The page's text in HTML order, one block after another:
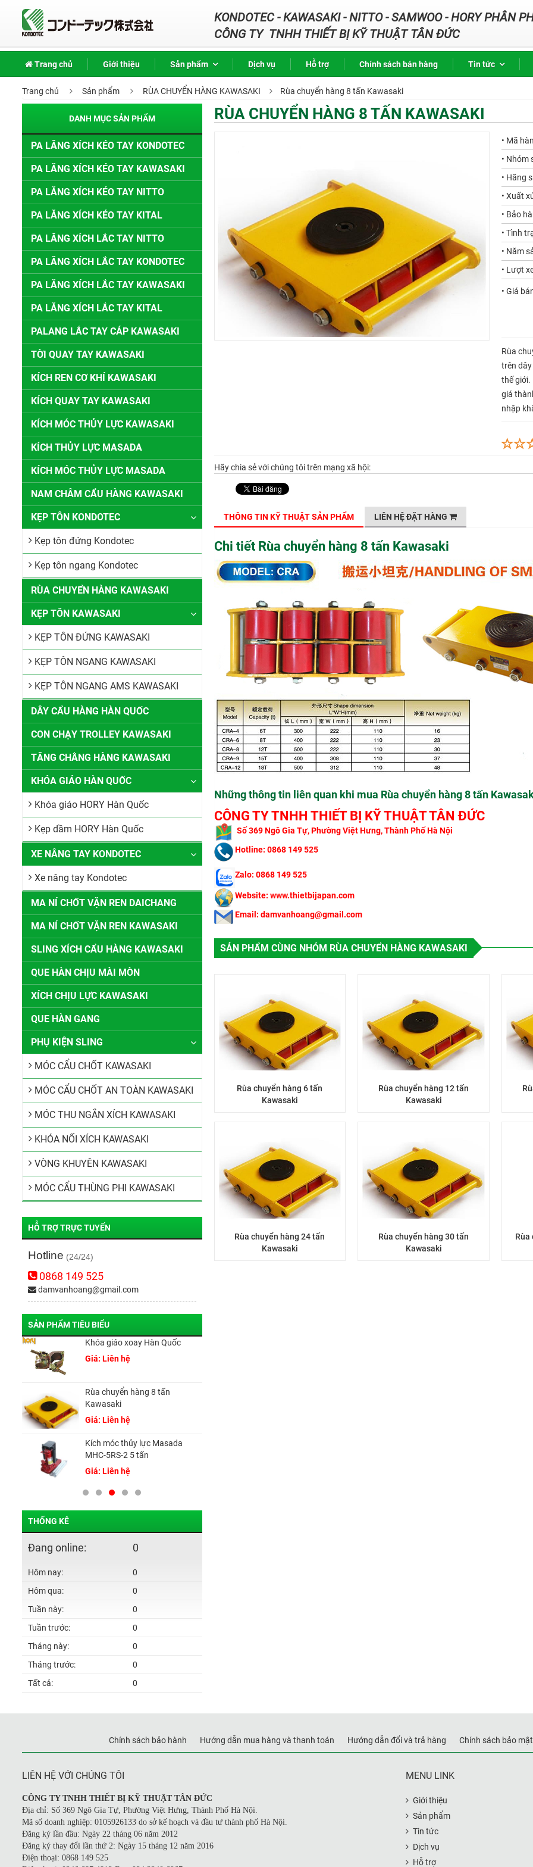
KONDOTEC - KAWASAKI - NITTO - SAMWOO - HORY PHÂN
CÔNG TY TNHH THIẾT BỊ KỸ THUẬT TÂN ĐỨC
Trang chủ Giới thiệu Sản phẩm Dịch vụ Hỗ trợ Chính sách bán hàng Tin tức
Trang chủ Sản phẩm RÙA CHUYỂN HÀNG KAWASAKI Rùa chuyển hàng 8 tấn Kawasaki
RÙA CHUYỂN HÀNG 8 TẤN KAWASAKI
• Mã
• Nhóm
• Hãng
• Xuất
• Bảo
• Tình
• Năm
• Lượt
• Giá
Rùa
trên
thế giới.
giá
nhập
Hãy chia sẻ với chúng tôi trên mạng xã hội:
THÔNG TIN KỸ THUẬT SẢN PHẨM LIÊN HỆ ĐẶT HÀNG
Chi tiết Rùa chuyển hàng 8 tấn Kawasaki
Những thông tin liên quan khi mua Rùa chuyển hàng 8 tấn
CÔNG TY TNHH THIẾT BỊ KỸ THUẬT TÂN ĐỨC
Số 369 Ngô Gia Tự, Phường Việt Hưng, Thành Phố Hà Nội
Hotline: 0868 149 525
Zalo: 0868 149 525
Website: www.thietbijapan.com
Email: damvanhoang@gmail.com
SẢN PHẨM CÙNG NHÓM RÙA CHUYỂN HÀNG KAWASAKI
Rùa chuyển hàng 6 tấn
Kawasaki
Rùa chuyển hàng 12 tấn
Kawasaki
Rùa chuyển hàng 24 tấn
Kawasaki
Rùa chuyển hàng 30 tấn
Kawasaki
Rùa
DANH MỤC SẢN PHẨM
PA LĂNG XÍCH KÉO TAY KONDOTEC
PA LĂNG XÍCH KÉO TAY KAWASAKI
PA LĂNG XÍCH KÉO TAY NITTO
PA LĂNG XÍCH KÉO TAY KITAL
PA LĂNG XÍCH LẮC TAY NITTO
PA LĂNG XÍCH LẮC TAY KONDOTEC
PA LĂNG XÍCH LẮC TAY KAWASAKI
PA LĂNG XÍCH LẮC TAY KITAL
PALANG LẮC TAY CÁP KAWASAKI
TỜI QUAY TAY KAWASAKI
KÍCH REN CƠ KHÍ KAWASAKI
KÍCH QUAY TAY KAWASAKI
KÍCH MÓC THỦY LỰC KAWASAKI
KÍCH THỦY LỰC MASADA
KÍCH MÓC THỦY LỰC MASADA
NAM CHÂM CẨU HÀNG KAWASAKI
KẸP TÔN KONDOTEC
Kẹp tôn đứng Kondotec
Kẹp tôn ngang Kondotec
RÙA CHUYỂN HÀNG KAWASAKI
KẸP TÔN KAWASAKI
KẸP TÔN ĐỨNG KAWASAKI
KẸP TÔN NGANG KAWASAKI
KẸP TÔN NGANG AMS KAWASAKI
DÂY CẨU HÀNG HÀN QUỐC
CON CHẠY TROLLEY KAWASAKI
TĂNG CHẰNG HÀNG KAWASAKI
KHÓA GIÁO HÀN QUỐC
Khóa giáo HORY Hàn Quốc
Kẹp dầm HORY Hàn Quốc
XE NÂNG TAY KONDOTEC
Xe nâng tay Kondotec
MA NÍ CHỐT VẶN REN DAICHANG
MA NÍ CHỐT VẶN REN KAWASAKI
SLING XÍCH CẨU HÀNG KAWASAKI
QUE HÀN CHỊU MÀI MÒN
XÍCH CHỊU LỰC KAWASAKI
QUE HÀN GANG
PHỤ KIỆN SLING
MÓC CẨU CHỐT KAWASAKI
MÓC CẨU CHỐT AN TOÀN KAWASAKI
MÓC THU NGẮN XÍCH KAWASAKI
KHÓA NỐI XÍCH KAWASAKI
VÒNG KHUYÊN KAWASAKI
MÓC CẨU THÙNG PHI KAWASAKI
HỖ TRỢ TRỰC TUYẾN
Hotline (24/24)
0868 149 525
damvanhoang@gmail.com
SẢN PHẨM TIÊU BIỂU
Khóa giáo xoay Hàn Quốc
Giá: Liên hệ
Rùa chuyển hàng 8 tấn
Kawasaki
Giá: Liên hệ
Kích móc thủy lực Masada
MHC-5RS-2 5 tấn
Giá: Liên hệ
THỐNG KÊ
Đang online: 0
Hôm nay:
0
Hôm qua:
0
Tuần này:
0
Tuần trước:
0
Tháng này:
0
Tháng trước:
0
Tất cả:
0
Chính sách bảo hành Hướng dẫn mua hàng và thanh toán Hướng dẫn đổi và trả hàng Chính sách bảo
LIÊN HỆ VỚI CHÚNG TÔI
CÔNG TY TNHH THIẾT BỊ KỸ THUẬT TÂN ĐỨC
Địa chỉ: Số 369 Ngô Gia Tự, Phường Việt Hưng, Thành Phố Hà Nội.
Mã số doanh nghiệp: 0105926133 do sở kế hoạch và đầu tư thành phố Hà Nội.
Đăng ký lần đầu: Ngày 22 tháng 06 năm 2012
Đăng ký thay đổi lần thứ 2: Ngày 15 tháng 12 năm 2016
Điện thoại: 0868 149 525
MENU LINK
Giới thiệu
Sản phẩm
Tin tức
Dịch vụ
Hỗ trợ